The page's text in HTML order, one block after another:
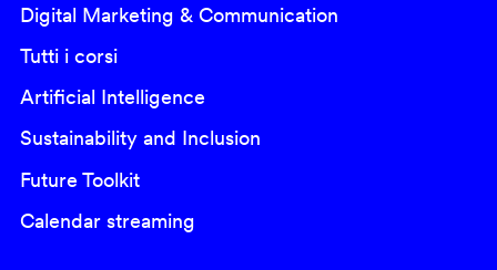
Digital Marketing & Communication
Tutti i corsi
Artificial Intelligence
Sustainability and Inclusion
Future Toolkit
Calendar streaming